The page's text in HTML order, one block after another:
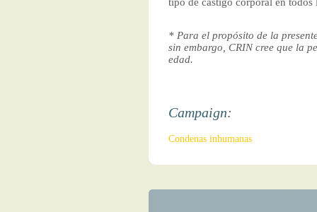
* Para el propósito de la
sin embargo, CRIN cree que la
edad.
Campaign:
Condenas inhumanas